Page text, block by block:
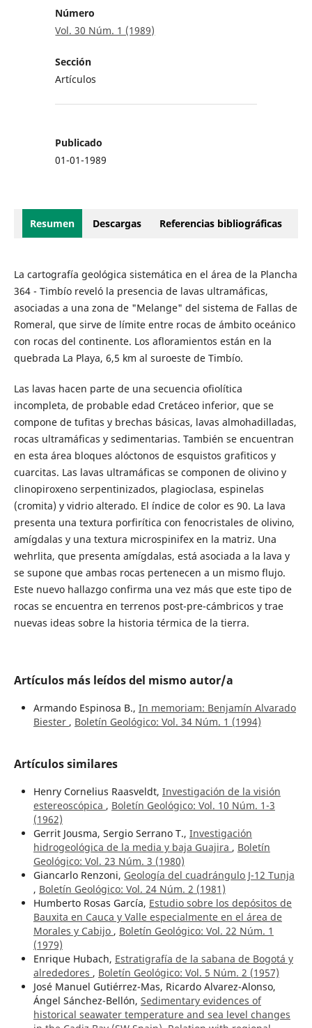
Número
Vol. 30 Núm. 1 (1989)
Sección
Artículos
Publicado
01-01-1989
Resumen Descargas Referencias bibliográficas
La cartografía geológica sistemática en el área de la Plancha
364 - Timbío reveló la presencia de lavas ultramáficas,
asociadas a una zona de "Melange" del sistema de Fallas de
Romeral, que sirve de límite entre rocas de ámbito oceánico
con rocas del continente. Los afloramientos están en la
quebrada La Playa, 6,5 km al suroeste de Timbío.
Las lavas hacen parte de una secuencia ofiolítica
incompleta, de probable edad Cretáceo inferior, que se
compone de tufitas y brechas básicas, lavas almohadilladas,
rocas ultramáficas y sedimentarias. También se encuentran
en esta área bloques alóctonos de esquistos grafiticos y
cuarcitas. Las lavas ultramáficas se componen de olivino y
clinopiroxeno serpentinizados, plagioclasa, espinelas
(cromita) y vidrio alterado. El índice de color es 90. La lava
presenta una textura porfirítica con fenocristales de olivino,
amígdalas y una textura microspinifex en la matriz. Una
wehrlita, que presenta amígdalas, está asociada a la lava y
se supone que ambas rocas pertenecen a un mismo flujo.
Este nuevo hallazgo confirma una vez más que este tipo de
rocas se encuentra en terrenos post-pre-cámbricos y trae
nuevas ideas sobre la historia térmica de la tierra.
Artículos más leídos del mismo autor/a
Armando Espinosa B., In memoriam: Benjamín Alvarado
Biester , Boletín Geológico: Vol. 34 Núm. 1 (1994)
Artículos similares
Henry Cornelius Raasveldt, Investigación de la visión
estereoscópica , Boletín Geológico: Vol. 10 Núm. 1-3
(1962)
Gerrit Jousma, Sergio Serrano T., Investigación
hidrogeológica de la media y baja Guajira , Boletín
Geológico: Vol. 23 Núm. 3 (1980)
Giancarlo Renzoni, Geología del cuadrángulo J-12 Tunja
, Boletín Geológico: Vol. 24 Núm. 2 (1981)
Humberto Rosas García, Estudio sobre los depósitos de
Bauxita en Cauca y Valle especialmente en el área de
Morales y Cabijo , Boletín Geológico: Vol. 22 Núm. 1
(1979)
Enrique Hubach, Estratigrafía de la sabana de Bogotá y
alrededores , Boletín Geológico: Vol. 5 Núm. 2 (1957)
José Manuel Gutiérrez-Mas, Ricardo Alvarez-Alonso,
Ángel Sánchez-Bellón, Sedimentary evidences of
historical seawater temperature and sea level changes